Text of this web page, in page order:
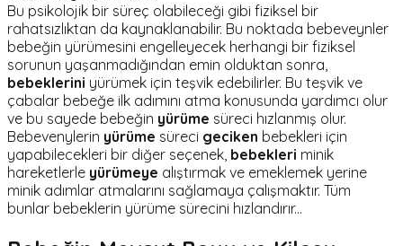
Bu psikolojik bir süreç olabileceği gibi fiziksel bir
rahatsızlıktan da kaynaklanabilir. Bu noktada bebeveynler
bebeğin yürümesini engelleyecek herhangi bir fiziksel
sorunun yaşanmadığından emin olduktan sonra,
bebeklerini yürümek için teşvik edebilirler. Bu teşvik ve
çabalar bebeğe ilk adımını atma konusunda yardımcı olur
ve bu sayede bebeğin yürüme süreci hızlanmış olur.
Bebevenylerin yürüme süreci geciken bebekleri için
yapabilecekleri bir diğer seçenek, bebekleri minik
hareketlerle yürümeye alıştırmak ve emeklemek yerine
minik adımlar atmalarını sağlamaya çalışmaktır. Tüm
bunlar bebeklerin yürüme sürecini hızlandırır...